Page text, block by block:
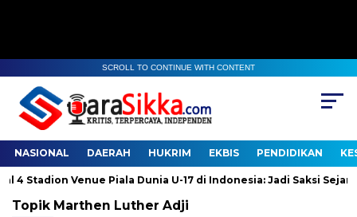
SCROLL TO CONTINUE WITH CONTENT
NASIONAL DAERAH HUKRIM EKBIS PENDIDIKAN
Stadion Venue Piala Dunia U-17 di Indonesia: Jadi Saksi Sejarah
Topik Marthen Luther Adji